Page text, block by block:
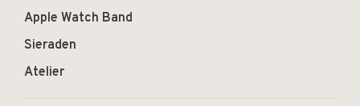
Apple Watch Band
Sieraden
Atelier